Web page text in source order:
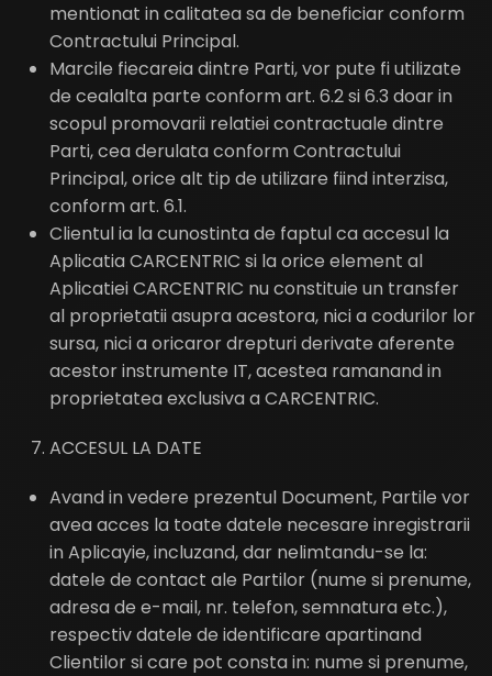
mentionat in calitatea sa de beneficiar conform
Contractului Principal.
Marcile fiecareia dintre Parti, vor pute fi utilizate
de cealalta parte conform art. 6.2 si 6.3 doar in
scopul promovarii relatiei contractuale dintre
Parti, cea derulata conform Contractului
Principal, orice alt tip de utilizare fiind interzisa,
conform art. 6.1.
Clientul ia la cunostinta de faptul ca accesul la
Aplicatia CARCENTRIC si la orice element al
Aplicatiei CARCENTRIC nu constituie un transfer
al proprietatii asupra acestora, nici a codurilor lor
sursa, nici a oricaror drepturi derivate aferente
acestor instrumente IT, acestea ramanand in
proprietatea exclusiva a CARCENTRIC.
ACCESUL LA DATE
Avand in vedere prezentul Document, Partile vor
avea acces la toate datele necesare inregistrarii
in Aplicayie, incluzand, dar nelimtandu-se la:
datele de contact ale Partilor (nume si prenume,
adresa de e-mail, nr. telefon, semnatura etc.),
respectiv datele de identificare apartinand
Clientilor si care pot consta in: nume si prenume,